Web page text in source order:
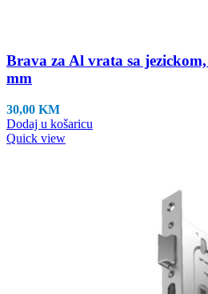
Brava za Al vrata sa
mm
30,00 KM
Dodaj u košaricu
Quick view